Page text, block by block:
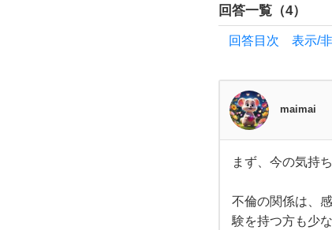
の2
色ん
な事
が
あ
回答一覧（4）
回答目次 表示/
maimai
ま
今の
気持
ちを
まず、今の気持
不倫の関係は、
験を持つ方も少